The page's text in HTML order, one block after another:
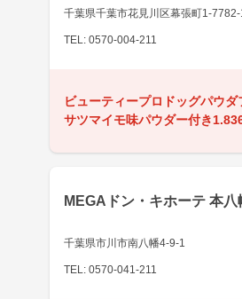
千葉県千葉市花見川区幕張町1-7782-
TEL: 0570-004-211
ビューティープロドッグパウダ
サツマイモ味パウダー付き
MEGAドン・キホーテ 本八
千葉県市川市南八幡4-9-1
TEL: 0570-041-211